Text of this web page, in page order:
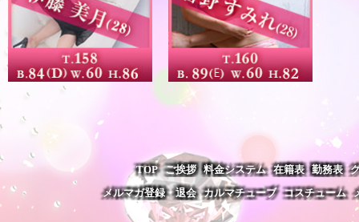
LOOK >> LOOK >>
TOP ご挨拶 料金システム 在籍表 勤務表
メルマガ登録・退会 カルマチューブ コスチューム